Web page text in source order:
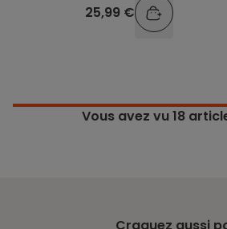
25,99 €
Vous avez vu18